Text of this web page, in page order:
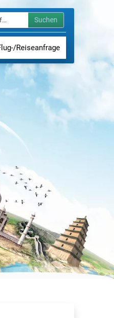
Suchen
Reiseanfrage